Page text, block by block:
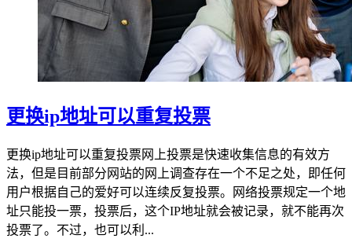
更换ip地址可以重复投票
更换ip地址可以重复投票网上投票是快速收集信息的有效方
法，但是目前部分网站的网上调查存在一个不足之处，即任何
用户根据自己的爱好可以连续反复投票。网络投票规定一个地
址只能投一票，投票后，这个IP地址就会被记录，就不能再次
投票了。不过，也可以利...